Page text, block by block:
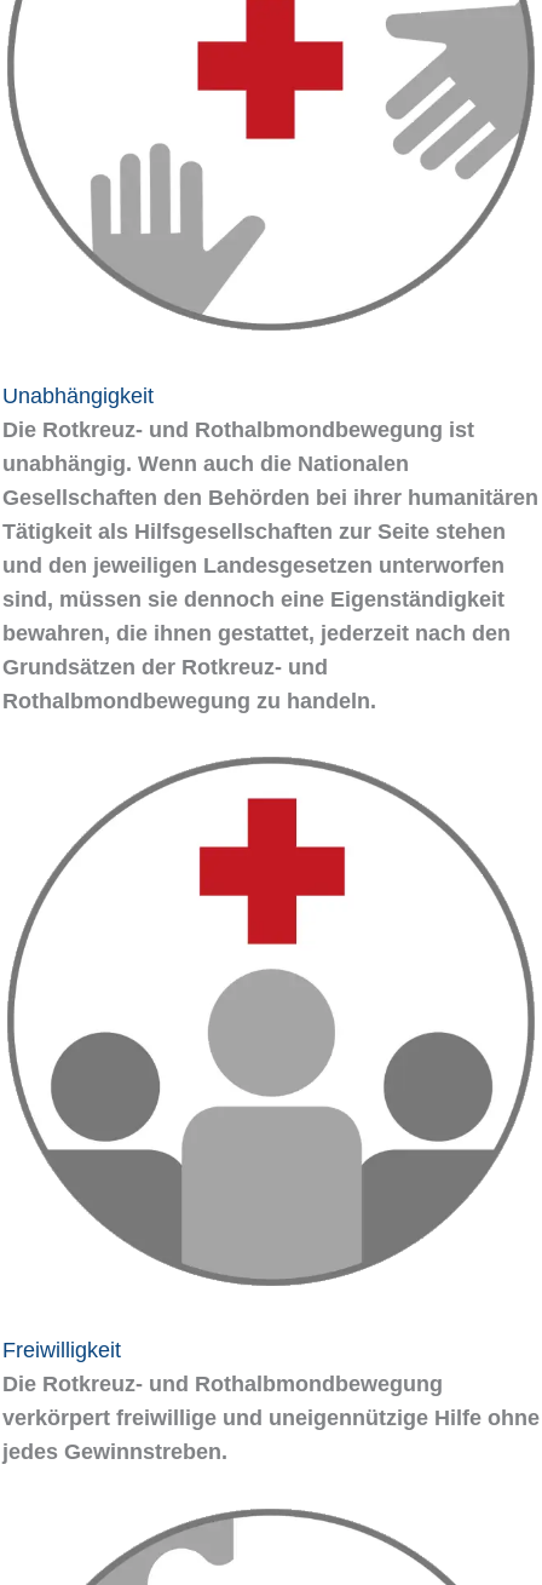
Unabhängigkeit
Die Rotkreuz- und Rothalbmondbewegung ist
unabhängig. Wenn auch die Nationalen
Gesellschaften den Behörden bei ihrer humanitären
Tätigkeit als Hilfsgesellschaften zur Seite stehen
und den jeweiligen Landesgesetzen unterworfen
sind, müssen sie dennoch eine Eigenständigkeit
bewahren, die ihnen gestattet, jederzeit nach den
Grundsätzen der Rotkreuz- und
Rothalbmondbewegung zu handeln.
Freiwilligkeit
Die Rotkreuz- und Rothalbmondbewegung
verkörpert freiwillige und uneigennützige Hilfe ohne
jedes Gewinnstreben.